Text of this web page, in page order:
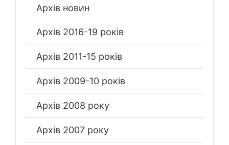
Архів новин
Архів 2016-19 років
Архів 2011-15 років
Архів 2009-10 років
Архів 2008 року
Архів 2007 року